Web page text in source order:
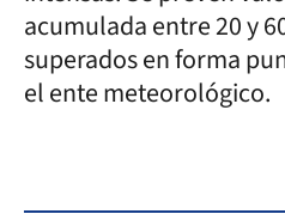
acumulada entre 20 y
superados en forma
el ente meteorológico.